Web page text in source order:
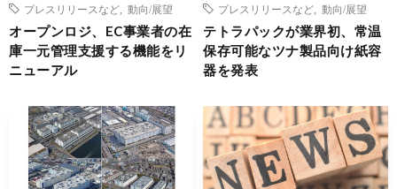
プレスリリースなど
動向/展望
オープンロジ、EC事業者の在
庫一元管理支援する機能をリ
ニューアル
プレスリリースなど
動向/展望
テトラパックが業界初、常温
保存可能なツナ製品向け紙容
器を発表